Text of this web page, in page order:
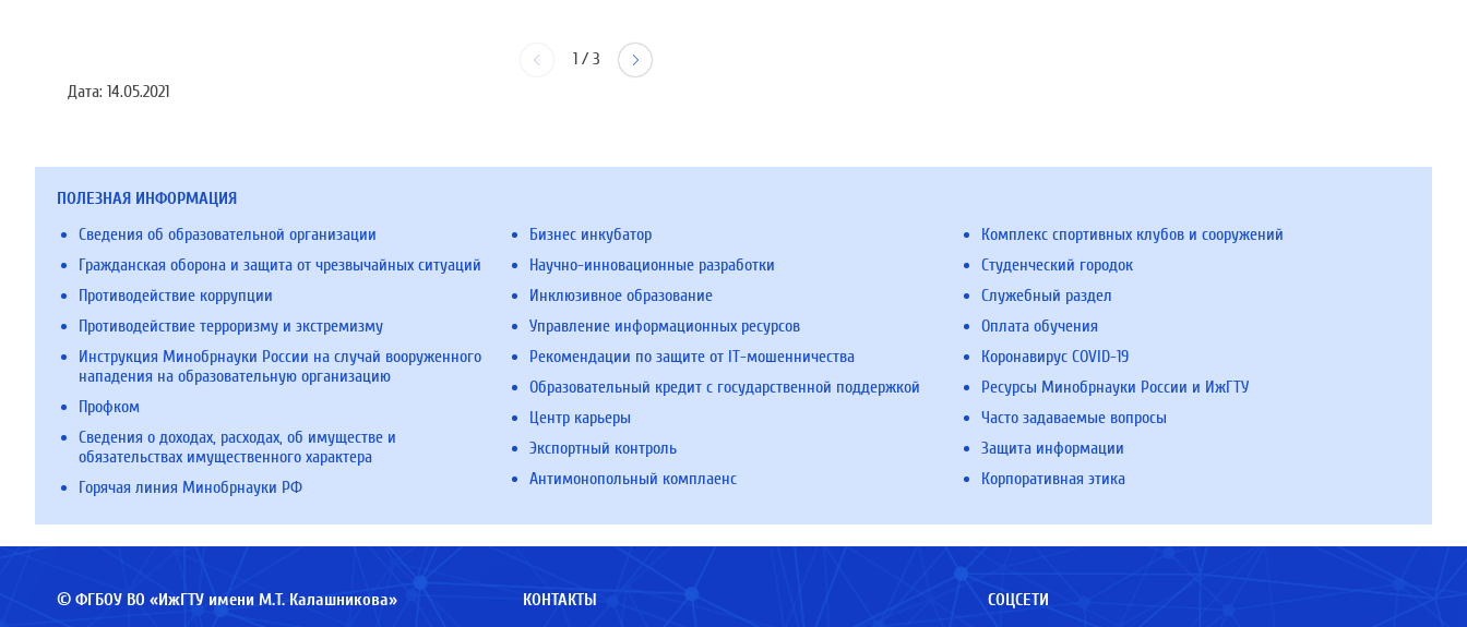
1/ 3
Дата: 14.05.2021
ПОЛЕЗНАЯ ИНФОРМАЦИЯ
Сведения об образовательной организации
Гражданская оборона и защита от чрезвычайных ситуаций
Противодействие коррупции
Противодействие терроризму и экстремизму
Инструкция Минобрнауки России на случай вооруженного
нападения на образовательную организацию
Профком
Сведения о доходах, расходах, об имуществе и
обязательствах имущественного характера
Горячая линия Минобрнауки РФ
Бизнес инкубатор
Научно-инновационные разработки
Инклюзивное образование
Управление информационных ресурсов
Рекомендации по защите от IT-мошенничества
Образовательный кредит с государственной поддержкой
Центр карьеры
Экспортный контроль
Антимонопольный комплаенс
Комплекс спортивных клубов и сооружений
Студенческий городок
Служебный раздел
Оплата обучения
Коронавирус COVID-19
Ресурсы Минобрнауки России и ИжГТУ
Часто задаваемые вопросы
Защита информации
Корпоративная этика
© ФГБОУ ВО «ИжГТУ имени М.Т. Калашникова» КОНТАКТЫ СОЦСЕТИ